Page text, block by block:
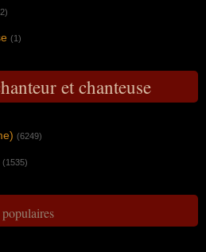
(1)
et chanteuse
(6249)
(1535)
populaires